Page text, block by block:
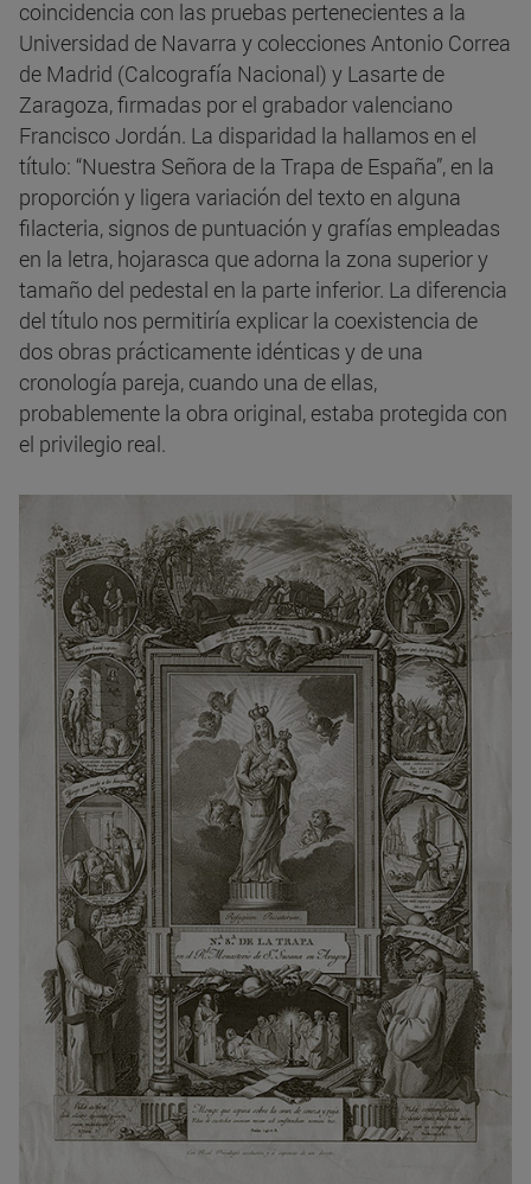
coincidencia con las pruebas pertenecientes a la
Universidad de Navarra y colecciones Antonio Correa
de Madrid (Calcografía Nacional) y Lasarte de
Zaragoza, firmadas por el grabador valenciano
Francisco Jordán. La disparidad la hallamos en el
título: “Nuestra Señora de la Trapa de España”, en la
proporción y ligera variación del texto en alguna
filacteria, signos de puntuación y grafías empleadas
en la letra, hojarasca que adorna la zona superior y
tamaño del pedestal en la parte inferior. La diferencia
del título nos permitiría explicar la coexistencia de
dos obras prácticamente idénticas y de una
cronología pareja, cuando una de ellas,
probablemente la obra original, estaba protegida con
el privilegio real.